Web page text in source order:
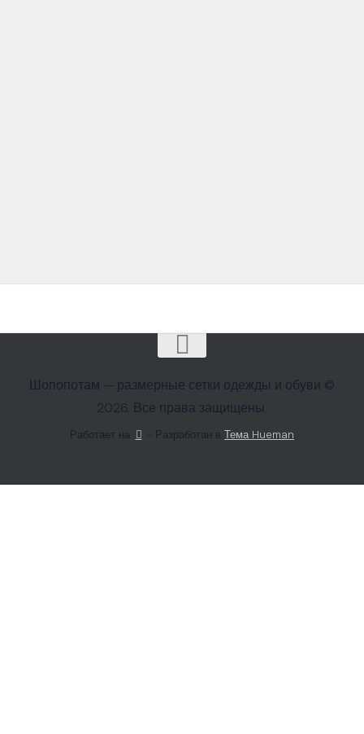
Шопопотам — размерные сетки одежды и обуви ©
2026. Все права защищены.
Работает на - Разработан вТема Hueman